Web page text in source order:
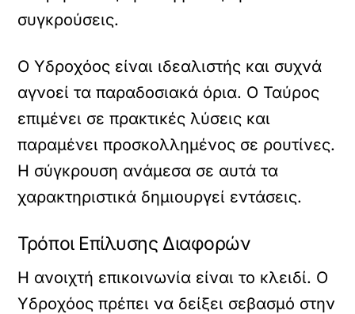
συγκρούσεις.
Ο Υδροχόος είναι ιδεαλιστής και συχνά
αγνοεί τα παραδοσιακά όρια. Ο Ταύρος
επιμένει σε πρακτικές λύσεις και
παραμένει προσκολλημένος σε ρουτίνες.
Η σύγκρουση ανάμεσα σε αυτά τα
χαρακτηριστικά δημιουργεί εντάσεις.
Τρόποι Επίλυσης Διαφορών
Η ανοιχτή επικοινωνία είναι το κλειδί. Ο
Υδροχόος πρέπει να δείξει σεβασμό στην